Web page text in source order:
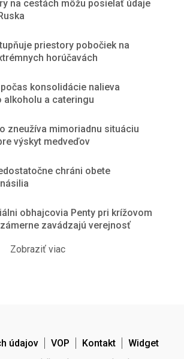
na cestách môžu posielať údaje
priestory pobočiek na
horúčavách
počas konsolidácie nalieva
alkoholu a cateringu
zneužíva mimoriadnu situáciu
výskyt medveďov
chráni obete
obhajcovia Penty pri krížovom
zavádzajú verejnosť
Zobraziť viac
údajov VOP Kontakt Widget